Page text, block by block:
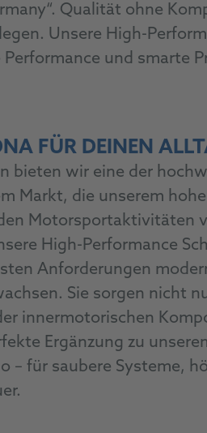
Qualität ohne
Unsere High-
und smarte
FÜR DEINEN
bieten wir eine der
Markt, die unserem
Motorsportaktivitäten
High-Performance
Anforderungen
Sie sorgen nicht
innermotorischen
Ergänzung zu
– für saubere Systeme,